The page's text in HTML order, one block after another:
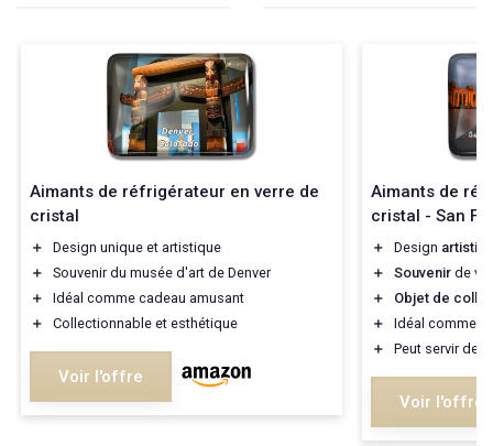
Aimants de réfrigérateur en verre de
cristal
＋
Design unique et artistique
＋
Souvenir du musée d'art de Denver
＋
Idéal comme cadeau amusant
＋
Collectionnable et esthétique
Voir l'offre
Aimants de
cristal - San
＋ Design
＋
Souvenir de
＋
Objet de
＋
Idéal comme
＋
Peut servir de
Voir l'offre